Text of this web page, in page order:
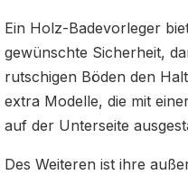
Ein Holz-Badevorleger
gewünschte Sicherheit,
rutschigen Böden den
extra Modelle, die mit
auf der Unterseite
Des Weiteren ist ihre